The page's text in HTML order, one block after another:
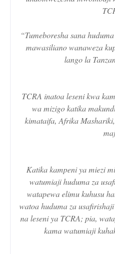
“Tumeboresha sana
mawasiliano wanaweza
lango la
TCRA inatoa leseni kwa
wa mizigo katika
kimataifa, Afrika
Katika kampeni ya miezi
watumiaji huduma za
watapewa elimu kuhusu
watoa huduma za
na leseni ya TCRA; pia,
kama watumiaji